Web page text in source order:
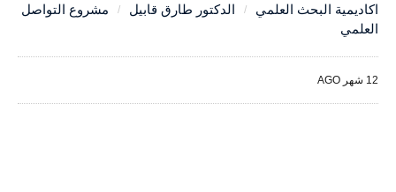
اكاديمية البحث العلمي الدكتور طارق قابيل
مشروع التواصل
العلمي
12 شهر AGO